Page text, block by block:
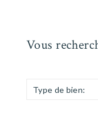
Vous
Type de bien: